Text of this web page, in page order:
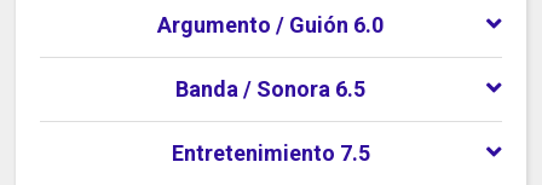
Argumento / Guión 6.0
Banda / Sonora 6.5
Entretenimiento 7.5